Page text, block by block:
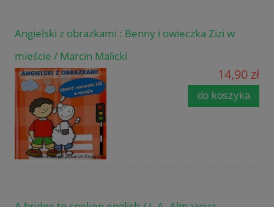
Angielski z obrazkami : Benny i owieczka Zizi w
mieście / Marcin Malicki
14,90 zł
do koszyka